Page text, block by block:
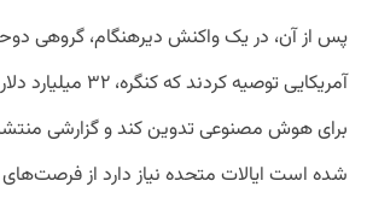
پس از آن، در یک واکنش دیرهنگام، گروهی
آمریکایی توصیه کردند
برای هوش مصنوعی تدوین کند و گزارشی
شده است ایالات متحده نیاز دارد از